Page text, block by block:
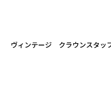
ヴィンテージ クラウンスタッ